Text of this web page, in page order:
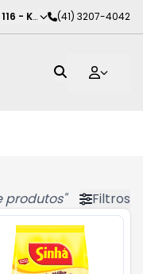
- KM 102,Curitiba-PR
(41) 3207-4042
produtos" Filtros